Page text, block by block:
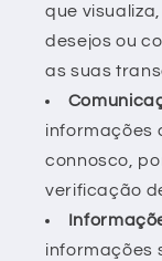
que
desejos ou
as suas
informações
connosco,
verificação
informações